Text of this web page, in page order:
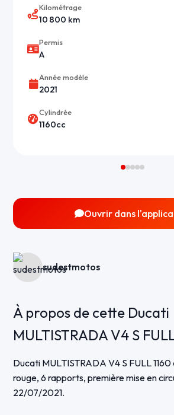
Kilométrage
10 800 km
Permis
A
Année modèle
2021
Cylindrée
1160cc
Ouvrir dans
sudestmotos
À propos de cette Ducati
MULTISTRADA V4 S
Ducati MULTISTRADA V4 S FULL
rouge, 6 rapports, première mise en
22/07/2021.